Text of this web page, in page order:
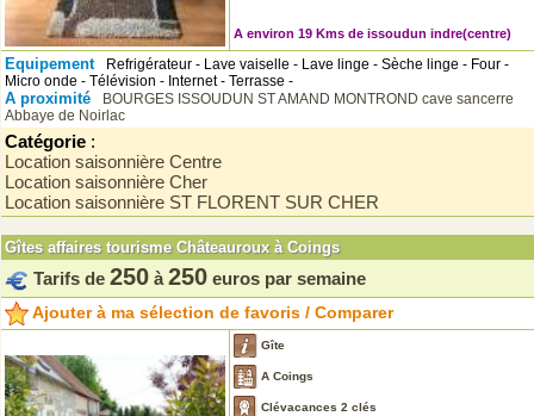
A environ 19 Kms de issoudun indre(centre)
Equipement
Refrigérateur - Lave vaiselle - Lave linge - Sèche linge - Four -
Micro onde - Télévision - Internet - Terrasse -
A proximité BOURGES ISSOUDUN ST AMAND MONTROND cave sancerre
Abbaye de Noirlac
Catégorie :
Location saisonnière Centre
Location saisonnière Cher
Location saisonnière ST FLORENT SUR CHER
Gîtes affaires tourisme Châteauroux à Coings
Tarifs de 250 à 250 euros par semaine
Ajouter à ma sélection de favoris / Comparer
Gîte
A Coings
Clévacances 2 clés